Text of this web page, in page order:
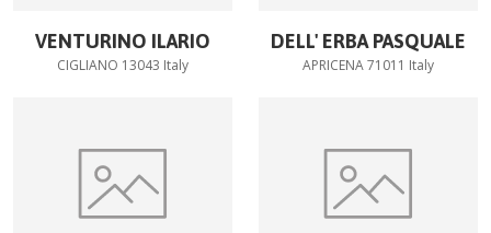
VENTURINO ILARIO
CIGLIANO 13043 Italy
DELL' ERBA PASQUALE
APRICENA 71011 Italy